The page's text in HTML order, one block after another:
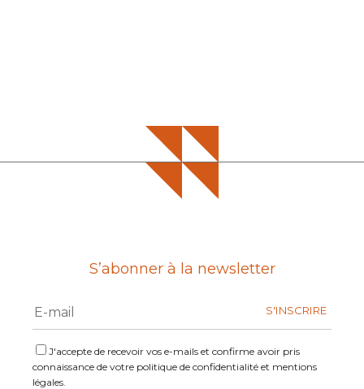
S’abonner à la newsletter
J'accepte de recevoir vos e-mails et confirme avoir pris
connaissance de votre politique de confidentialité et mentions
légales.